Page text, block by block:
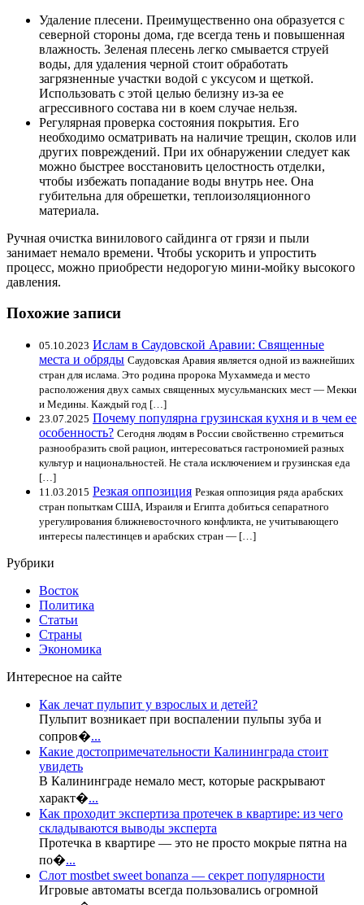
Удаление плесени. Преимущественно она образуется с
северной стороны дома, где всегда тень и повышенная
влажность. Зеленая плесень легко смывается струей
воды, для удаления черной стоит обработать
загрязненные участки водой с уксусом и щеткой.
Использовать с этой целью белизну из-за ее
агрессивного состава ни в коем случае нельзя.
Регулярная проверка состояния покрытия. Его
необходимо осматривать на наличие трещин, сколов или
других повреждений. При их обнаружении следует как
можно быстрее восстановить целостность отделки,
чтобы избежать попадание воды внутрь нее. Она
губительна для обрешетки, теплоизоляционного
материала.
Ручная очистка винилового сайдинга от грязи и пыли
занимает немало времени. Чтобы ускорить и упростить
процесс, можно приобрести недорогую мини-мойку высокого
давления.
Похожие записи
05.10.2023 Ислам в Саудовской Аравии: Священные
места и обряды Саудовская Аравия является одной из важнейших
стран для ислама. Это родина пророка Мухаммеда и место
расположения двух самых священных мусульманских мест — Мекки
и Медины. Каждый год […]
23.07.2025 Почему популярна грузинская кухня и в чем ее
особенность? Сегодня людям в России свойственно стремиться
разнообразить свой рацион, интересоваться гастрономией разных
культур и национальностей. Не стала исключением и грузинская еда
[…]
11.03.2015 Резкая оппозиция Резкая оппозиция ряда арабских
стран попыткам США, Израиля и Египта добиться сепаратного
урегулирования ближневосточного конфликта, не учитывающего
интересы палестинцев и арабских стран — […]
Рубрики
Восток
Политика
Статьи
Страны
Экономика
Интересное на сайте
Как лечат пульпит у взрослых и детей?
Пульпит возникает при воспалении пульпы зуба и
сопров�...
Какие достопримечательности Калининграда стоит
увидеть
В Калининграде немало мест, которые раскрывают
характ�...
Как проходит экспертиза протечек в квартире: из чего
складываются выводы эксперта
Протечка в квартире — это не просто мокрые пятна на
по�...
Слот mostbet sweet bonanza — секрет популярности
Игровые автоматы всегда пользовались огромной